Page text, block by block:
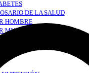
DE LA SALUD
HOMBRE
MUJER
SALUD